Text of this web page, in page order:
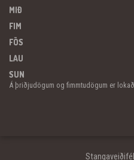
MIÐ
FIM
FÖS
LAU
SUN
Á þriðjudögum og fimmtudögum er